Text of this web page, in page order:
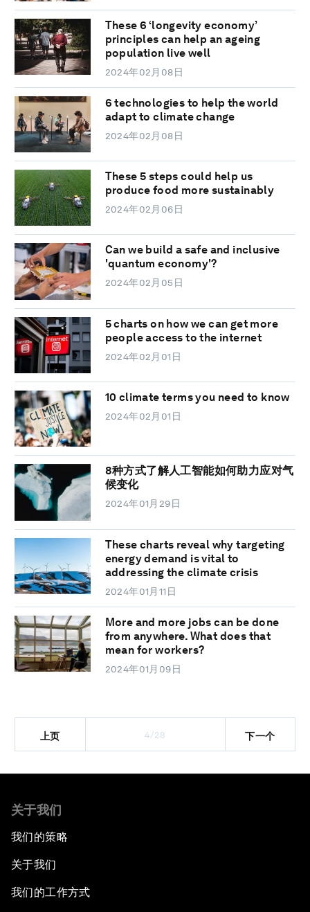
These 6 ‘longevity economy’
principles can help an ageing
population live well
2024年02月08日
6 technologies to help the world
adapt to climate change
2024年02月08日
These 5 steps could help us
produce food more sustainably
2024年02月06日
Can we build a safe and inclusive
'quantum economy'?
2024年02月05日
5 charts on how we can get more
people access to the internet
2024年02月01日
10 climate terms you need to know
2024年02月01日
8种方式了解人工智能如何助力应对气
候变化
2024年01月29日
These charts reveal why targeting
energy demand is vital to
addressing the climate crisis
2024年01月11日
More and more jobs can be done
from anywhere. What does that
mean for workers?
2024年01月09日
上页 4/28 下一个
关于我们
我们的策略
关于我们
我们的工作方式